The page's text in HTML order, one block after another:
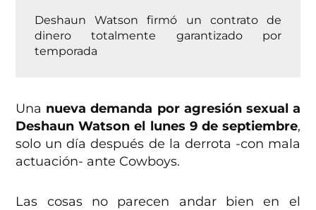
Deshaun Watson firmó un contrato de
dinero totalmente garantizado por
temporada
Una nueva demanda por agresión sexual a
Deshaun Watson el lunes 9 de septiembre,
solo un día después de la derrota -con mala
actuación- ante Cowboys.
Las cosas no parecen andar bien en el